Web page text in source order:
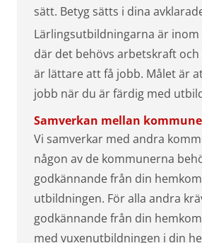
sätt. Betyg sätts i dina
Lärlingsutbildningarna är
där det behövs arbetskraft
är lättare att få jobb. Målet är
jobb när du är färdig med
Samverkan mellan
Vi samverkar med andra
någon av de kommunerna
godkännande från din
utbildningen. För alla andra
godkännande från din
med vuxenutbildningen i din